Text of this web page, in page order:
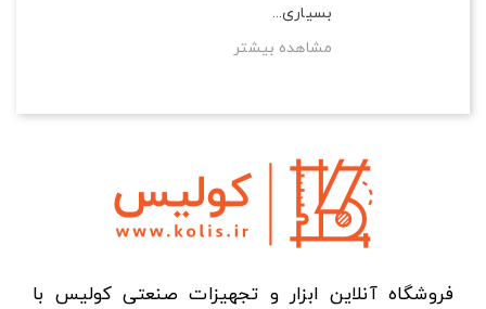
بسیاری...
مشاهده بیشتر
فروشگاه آنلاین ابزار و تجهیزات صنعتی کولیس با